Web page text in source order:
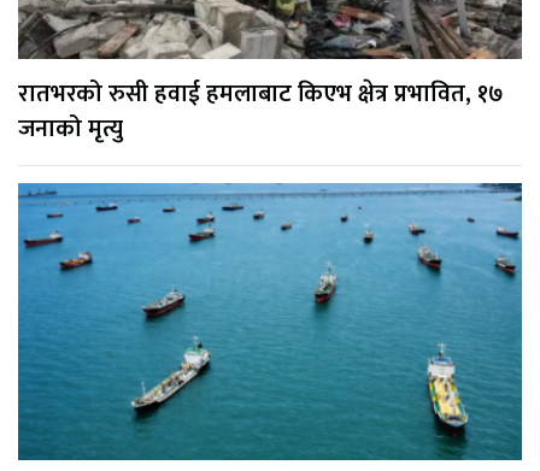
रातभरको रुसी हवाई हमलाबाट किएभ क्षेत्र प्रभावित, १७
जनाको मृत्यु